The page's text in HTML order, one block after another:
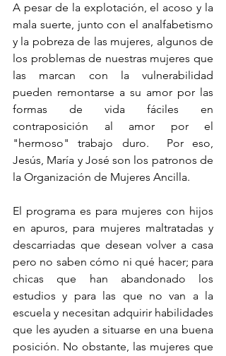
A pesar de la explotación, el acoso y la
mala suerte, junto con el analfabetismo
y la pobreza de las mujeres, algunos de
los problemas de nuestras mujeres que
las marcan con la vulnerabilidad
pueden remontarse a su amor por las
formas de vida fáciles en
contraposición al amor por el
"hermoso" trabajo duro.  Por eso,
Jesús, María y José son los patronos de
la Organización de Mujeres Ancilla.
El programa es para mujeres con hijos
en apuros, para mujeres maltratadas y
descarriadas que desean volver a casa
pero no saben cómo ni qué hacer; para
chicas que han abandonado los
estudios y para las que no van a la
escuela y necesitan adquirir habilidades
que les ayuden a situarse en una buena
posición. No obstante, las mujeres que